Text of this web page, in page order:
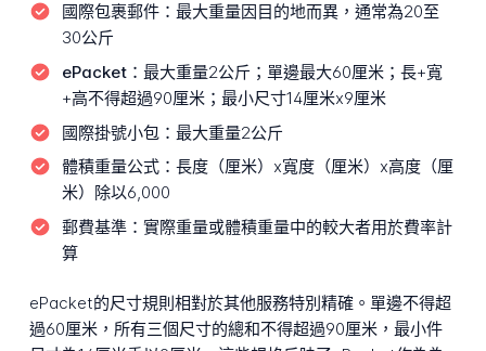
國際包裹郵件： 最大重量因目的地而異，通常為20至
30公斤
ePacket： 最大重量2公斤；單邊最大60厘米；長+寬
+高不得超過90厘米；最小尺寸14厘米x9厘米
國際掛號小包： 最大重量2公斤
體積重量公式： 長度（厘米）x寬度（厘米）x高度（厘
米）除以6,000
郵費基準： 實際重量或體積重量中的較大者用於費率計
算
ePacket的尺寸規則相對於其他服務特別精確。單邊不得超
過60厘米，所有三個尺寸的總和不得超過90厘米，最小件